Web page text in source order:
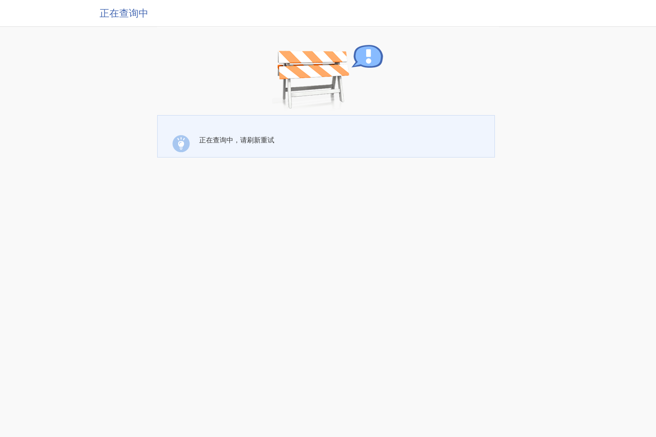
正在查询中
正在查询中，请刷新重试